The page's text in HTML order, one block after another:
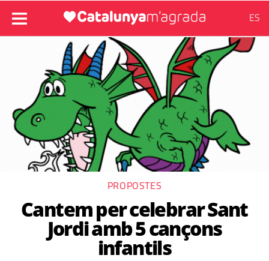
ES
PROPOSTES
Cantem per celebrar Sant
Jordi amb 5 cançons
infantils